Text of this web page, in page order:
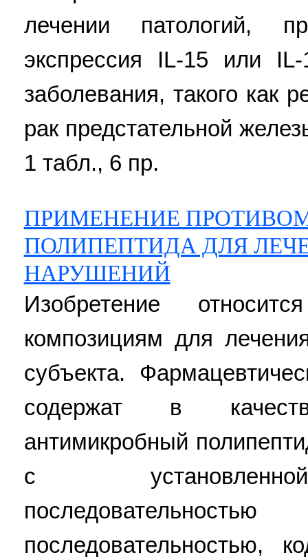
лечении патологий,
экспрессия IL-15 или IL-
заболевания, такого как
рак предстательной
1 табл., 6 пр.
ПРИМЕНЕНИЕ
ПОЛИПЕПТИДА ДЛЯ
НАРУШЕНИЙ
Изобретение
композициям для
субъекта.
содержат в
антимикробный
с
последовательностью,